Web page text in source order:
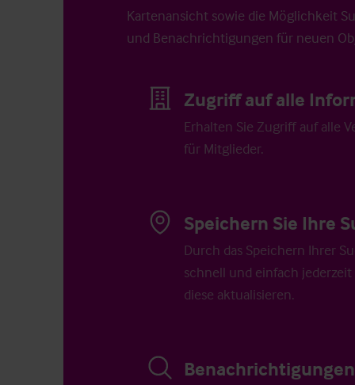
Kartenansicht sowie die Möglichkeit
und Benachrichtigungen für neuen
Zugriff auf alle
Erhalten Sie Zugriff auf alle
für Mitglieder.
Speichern Sie Ihre
Durch das Speichern Ihrer
schnell und einfach
diese aktualisieren.